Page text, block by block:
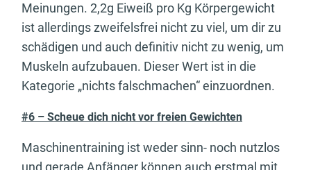
Meinungen. 2,2g Eiweiß pro Kg Körpergewicht
ist allerdings zweifelsfrei nicht zu viel, um dir zu
schädigen und auch definitiv nicht zu wenig, um
Muskeln aufzubauen. Dieser Wert ist in die
Kategorie „nichts falschmachen“ einzuordnen.
#6 – Scheue dich nicht vor freien Gewichten
Maschinentraining ist weder sinn- noch nutzlos